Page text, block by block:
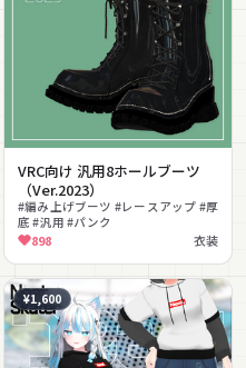
VRC向け 汎用8ホールブーツ
（Ver.2023）
#編み上げブーツ #レースアップ #厚
底 #汎用 #パンク
898 衣装
¥1,600